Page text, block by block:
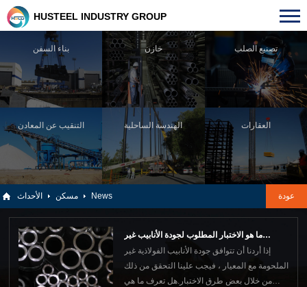
بناء السفن خازن تصنيع الصلب
التنقيب عن المعادن الهندسة الساحلية العقارات
HUSTEEL INDUSTRY GROUP
عودة مسكن الأحداث News
ما هو الاختبار المطلوب لجودة الأنابيب غير
الملحومة؟
إذا أردنا أن تتوافق جودة الأنابيب الفولاذية غير
الملحومة مع المعيار ، فيجب علينا التحقق من ذلك
من خلال بعض طرق الاختبار.هل تعرف ما هي